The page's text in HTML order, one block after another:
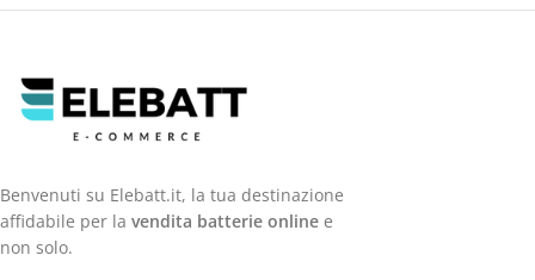
Benvenuti su Elebatt.it, la tua destinazione
affidabile per la vendita batterie online e
non solo.